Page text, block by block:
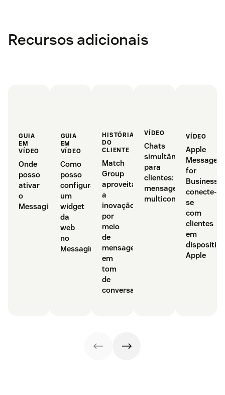
Recursos adicionais
GUIA
EM
VÍDEO
Onde
posso
ativar
o
Messaging?
GUIA
EM
VÍDEO
Como
posso
configurar
um
widget
da
web
no
Messaging?
HISTÓRIA
DO
CLIENTE
Match
Group
aproveita
a
inovação
por
meio
de
mensagens
em
tom
de
conversa
VÍDEO
Chats
simultâneos
para
clientes:
mensagens
multiconversa
VÍDEO
Apple
Messages
for
Business:
conecte-
se
com
clientes
em
Apple